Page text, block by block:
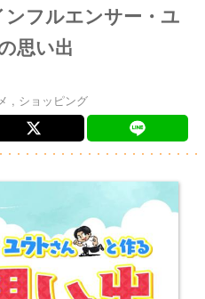
フルエンサー・ユ
思い出
ショッピング